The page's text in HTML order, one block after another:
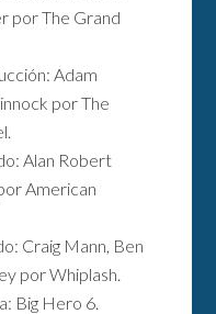
por The Grand
Adam
por The
Alan Robert
American
Craig Mann, Ben
por Whiplash.
Big Hero 6.